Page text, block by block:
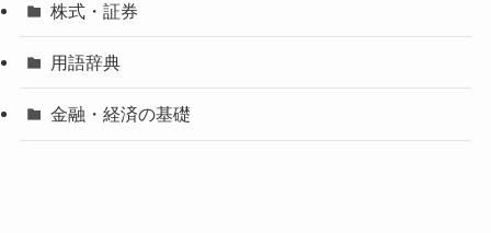
株式・証券
用語辞典
金融・経済の基礎